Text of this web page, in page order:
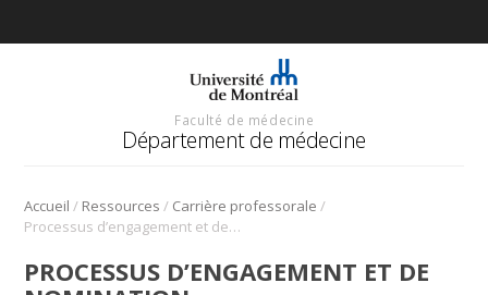
Faculté de médecine
Département de médecine
Accueil / Ressources / Carrière professorale /
Processus d’engagement et de nomination
PROCESSUS D’ENGAGEMENT ET DE